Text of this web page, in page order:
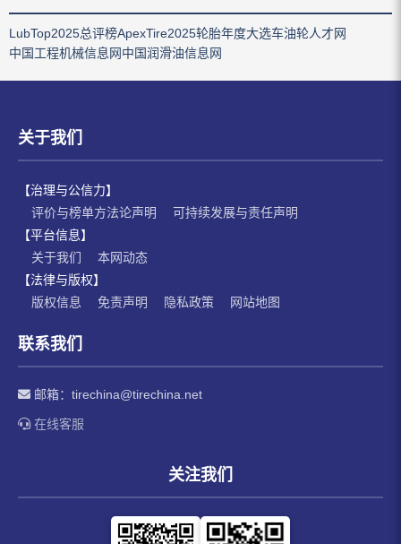
LubTop2025总评榜ApexTire2025轮胎年度大选车油轮人才网
中国工程机械信息网中国润滑油信息网
关于我们
【治理与公信力】
评价与榜单方法论声明
可持续发展与责任声明
【平台信息】
关于我们
本网动态
【法律与版权】
版权信息
免责声明 隐私政策 网站地图
联系我们
邮箱： tirechina@tirechina.net
在线客服
关注我们